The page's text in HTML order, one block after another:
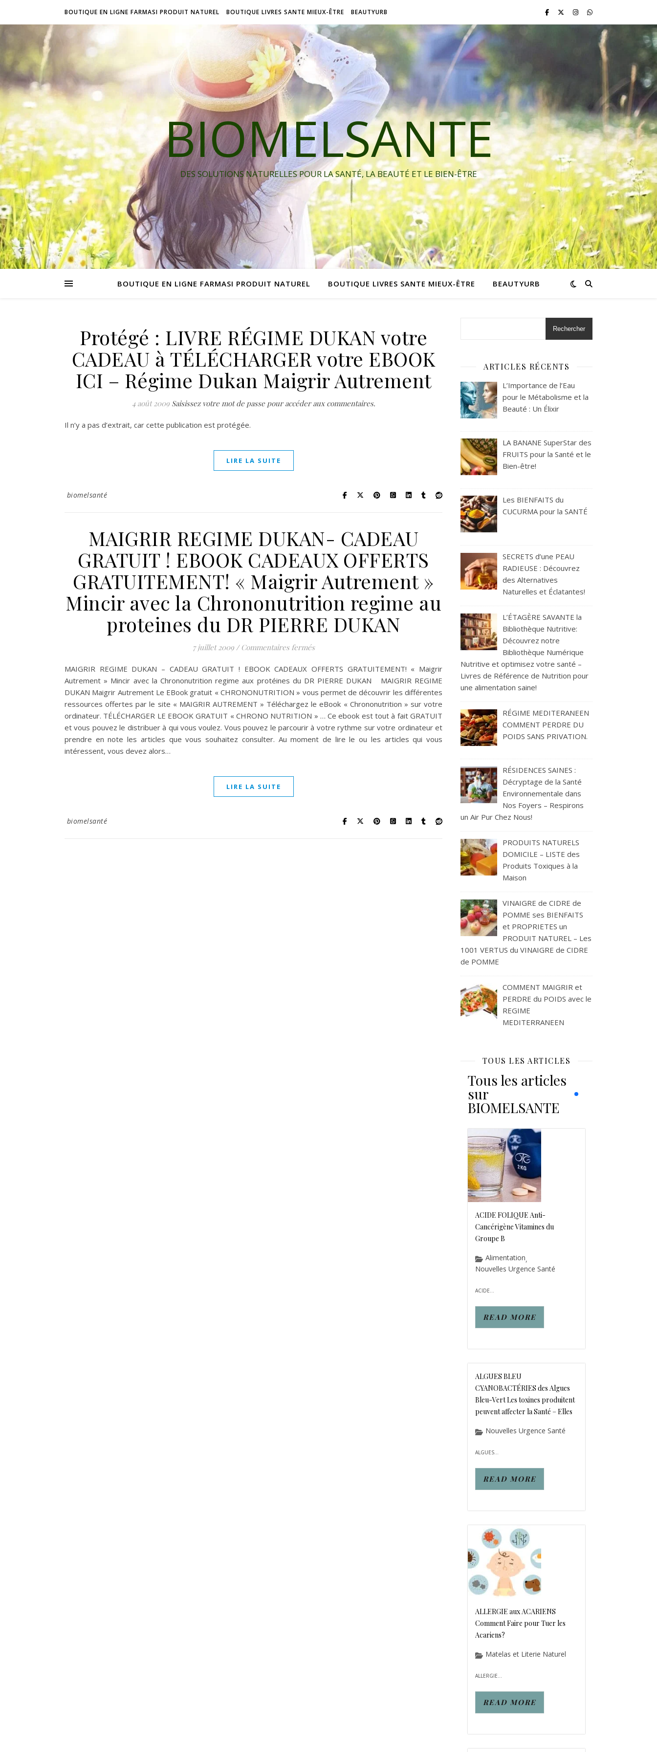
BOUTIQUE EN LIGNE FARMASI PRODUIT NATUREL BOUTIQUE LIVRES SANTE MIEUX-ÊTRE BEAUTYURB
BIOMELSANTE
DES SOLUTIONS NATURELLES POUR LA SANTÉ, LA BEAUTÉ ET LE BIEN-ÊTRE
BOUTIQUE EN LIGNE FARMASI PRODUIT NATUREL BOUTIQUE LIVRES SANTE MIEUX-ÊTRE BEAUTYURB
Protégé : LIVRE RÉGIME DUKAN votre
CADEAU à TÉLÉCHARGER votre EBOOK
ICI – Régime Dukan Maigrir Autrement
4 août 2009 Saisissez votre mot de passe pour accéder aux commentaires.
Il n’y a pas d’extrait, car cette publication est protégée.
LIRE LA SUITE
biomelsanté
MAIGRIR REGIME DUKAN- CADEAU
GRATUIT ! EBOOK CADEAUX OFFERTS
GRATUITEMENT! « Maigrir Autrement »
Mincir avec la Chrononutrition regime au
proteines du DR PIERRE DUKAN
7 juillet 2009 / Commentaires ferméssur MAIGRIR REGIME DUKAN- CADEAU GRATUIT ! EBOOK CADEAUX OFFERTS
MAIGRIR REGIME DUKAN – CADEAU GRATUIT ! EBOOK CADEAUX OFFERTS GRATUITEMENT! « Maigrir
Autrement » Mincir avec la Chrononutrition regime aux protéines du DR PIERRE DUKAN MAIGRIR REGIME
DUKAN Maigrir Autrement Le EBook gratuit « CHRONONUTRITION » vous permet de découvrir les différentes
ressources offertes par le site « MAIGRIR AUTREMENT » Téléchargez le eBook « Chrononutrition » sur votre
ordinateur. TÉLÉCHARGER LE EBOOK GRATUIT « CHRONO NUTRITION » … Ce ebook est tout à fait GRATUIT
et vous pouvez le distribuer à qui vous voulez. Vous pouvez le parcourir à votre rythme sur votre ordinateur et
prendre en note les articles que vous souhaitez consulter. Au moment de lire le ou les articles qui vous
intéressent, vous devez alors…
LIRE LA SUITE
biomelsanté
Rechercher
ARTICLES RÉCENTS
L’Importance de l’Eau
pour le Métabolisme et la
Beauté : Un Élixir
LA BANANE SuperStar des
FRUITS pour la Santé et le
Bien-être!
Les BIENFAITS du
CUCURMA pour la SANTÉ
SECRETS d’une PEAU
RADIEUSE : Découvrez
des Alternatives
Naturelles et Éclatantes!
L’ÉTAGÈRE SAVANTE la
Bibliothèque Nutritive:
Découvrez notre
Bibliothèque Numérique
Nutritive et optimisez votre santé –
Livres de Référence de Nutrition pour
une alimentation saine!
RÉGIME MEDITERANEEN
COMMENT PERDRE DU
POIDS SANS PRIVATION.
RÉSIDENCES SAINES :
Décryptage de la Santé
Environnementale dans
Nos Foyers – Respirons
un Air Pur Chez Nous!
PRODUITS NATURELS
DOMICILE – LISTE des
Produits Toxiques à la
Maison
VINAIGRE de CIDRE de
POMME ses BIENFAITS
et PROPRIETES un
PRODUIT NATUREL – Les
1001 VERTUS du VINAIGRE de CIDRE
de POMME
COMMENT MAIGRIR et
PERDRE du POIDS avec le
REGIME
MEDITERRANEEN
TOUS LES ARTICLES
Tous les articles
sur
BIOMELSANTE
ACIDE FOLIQUE Anti-
Cancérigène Vitamines du
Groupe B
Alimentation,
Nouvelles Urgence Santé
ACIDE...
READ MORE
ALGUES BLEU
CYANOBACTÉRIES des Algues
Bleu-Vert Les toxines produitent
peuvent affecter la Santé – Elles
Nouvelles Urgence Santé
ALGUES...
READ MORE
ALLERGIE aux ACARIENS
Comment Faire pour Tuer les
Acariens?
Matelas et Literie Naturel
ALLERGIE...
READ MORE